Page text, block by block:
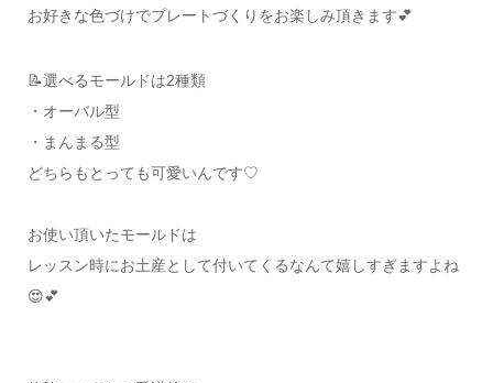
お好きな色づけでプレートづくりをお楽しみ頂きます💕
📝選べるモールドは2種類
・オーバル型
・まんまる型
どちらもとっても可愛いんです♡
お使い頂いたモールドは
レッスン時にお土産として付いてくるなんて嬉しすぎますよね
😍💕